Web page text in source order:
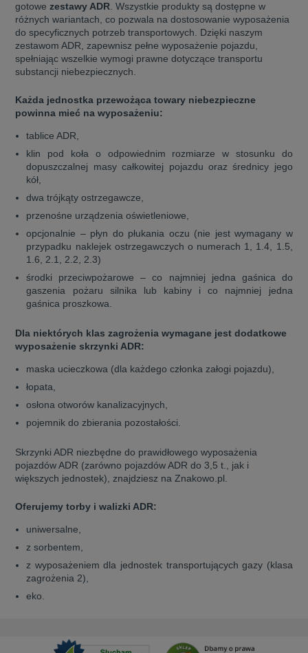
gotowezestawy ADR . Wszystkie produkty są dostępne w
różnych wariantach, co pozwala na dostosowanie wyposażenia
do specyficznych potrzeb transportowych. Dzięki naszym
zestawom ADR, zapewnisz pełne wyposażenie pojazdu,
spełniając wszelkie wymogi prawne dotyczące transportu
substancji niebezpiecznych.
Każda jednostka przewożąca towary niebezpieczne
powinna mieć na wyposażeniu:
tablice ADR,
klin pod koła o odpowiednim rozmiarze w stosunku do
dopuszczalnej masy całkowitej pojazdu oraz średnicy jego
kół,
dwa trójkąty ostrzegawcze,
przenośne urządzenia oświetleniowe,
opcjonalnie – płyn do płukania oczu (nie jest wymagany w
przypadku naklejek ostrzegawczych o numerach 1, 1.4, 1.5,
1.6, 2.1, 2.2, 2.3)
środki przeciwpożarowe – co najmniej jedna gaśnica do
gaszenia pożaru silnika lub kabiny i co najmniej jedna
gaśnica proszkowa.
Dla niektórych klas zagrożenia wymagane jest dodatkowe
wyposażenie skrzynki ADR:
maska ucieczkowa (dla każdego członka załogi pojazdu),
łopata,
osłona otworów kanalizacyjnych,
pojemnik do zbierania pozostałości.
Skrzynki ADR niezbędne do prawidłowego wyposażenia
pojazdów ADR (zarówno pojazdów ADR do 3,5 t., jak i
większych jednostek), znajdziesz na Znakowo.pl.
Oferujemy torby i walizki ADR:
uniwersalne,
z sorbentem,
z wyposażeniem dla jednostek transportujących gazy (klasa
zagrożenia 2),
eko.